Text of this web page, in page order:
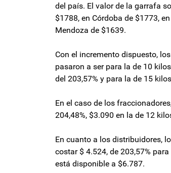
del país. El valor de la garrafa
$1788, en Córdoba de $1773,
Mendoza de $1639.
Con el incremento dispuesto,
pasaron a ser para la de 10
del 203,57% y para la de 15
En el caso de los
204,48%, $3.090 en la de 12
En cuanto a los distribuidores,
costar $ 4.524, de 203,57%
está disponible a $6.787.